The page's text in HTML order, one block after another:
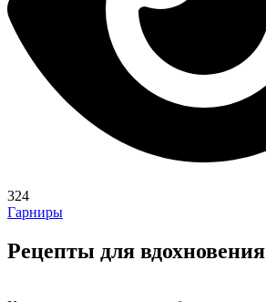
324
Гарниры
Рецепты для вдохновения